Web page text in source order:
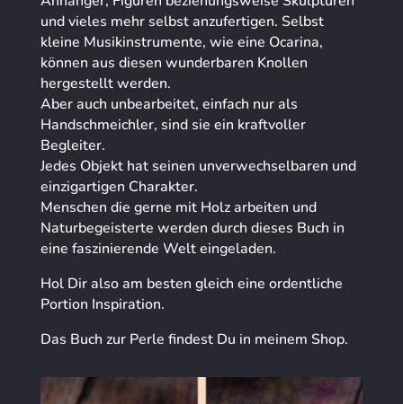
und vieles mehr selbst anzufertigen. Selbst
kleine Musikinstrumente, wie eine Ocarina,
können aus diesen wunderbaren Knollen
hergestellt werden.
Aber auch unbearbeitet, einfach nur als
Handschmeichler, sind sie ein kraftvoller
Begleiter.
Jedes Objekt hat seinen unverwechselbaren und
einzigartigen Charakter.
Menschen die gerne mit Holz arbeiten und
Naturbegeisterte werden durch dieses Buch in
eine faszinierende Welt eingeladen.
Hol Dir also am besten gleich eine ordentliche
Portion Inspiration.
Das Buch zur Perle findest Du in meinem Shop.